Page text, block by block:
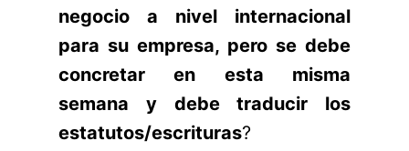
negocio a nivel internacional
para su empresa, pero se debe
concretar en esta misma
semana y debe traducir los
estatutos/escrituras?